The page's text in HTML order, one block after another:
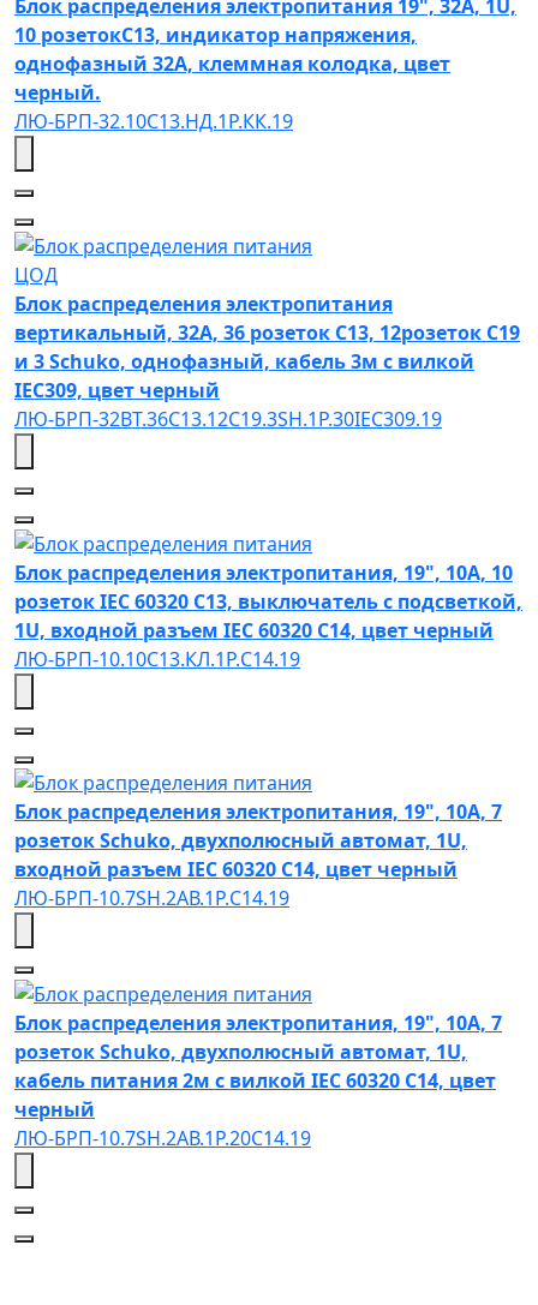
Блок распределения электропитания 19", 32А, 1U,
10 розетокC13, индикатор напряжения,
однофазный 32A, клеммная колодка, цвет
черный.
ЛЮ-БРП-32.10C13.НД.1Р.КК.19
ЦОД
Блок распределения электропитания
вертикальный, 32А, 36 розеток С13, 12розеток С19
и 3 Schuko, однофазный, кабель 3м с вилкой
IEC309, цвет черный
ЛЮ-БРП-32ВТ.36C13.12C19.3SH.1P.30IEC309.19
Блок распределения электропитания, 19", 10А, 10
розеток IEC 60320 C13, выключатель с подсветкой,
1U, входной разъем IEC 60320 C14, цвет черный
ЛЮ-БРП-10.10C13.КЛ.1Р.C14.19
Блок распределения электропитания, 19", 10А, 7
розеток Schuko, двухполюсный автомат, 1U,
входной разъем IEC 60320 C14, цвет черный
ЛЮ-БРП-10.7SH.2АВ.1Р.C14.19
Блок распределения электропитания, 19", 10А, 7
розеток Schuko, двухполюсный автомат, 1U,
кабель питания 2м с вилкой IEC 60320 C14, цвет
черный
ЛЮ-БРП-10.7SH.2АВ.1Р.20C14.19